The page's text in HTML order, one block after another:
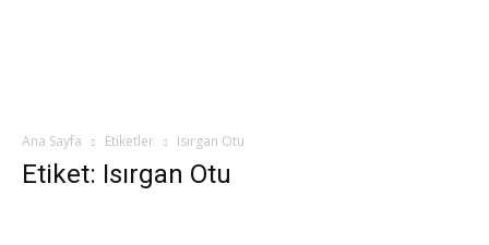
Ana Sayfa Etiketler Isırgan Otu
Etiket: Isırgan Otu